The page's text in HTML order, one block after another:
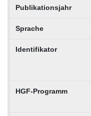
Publikationsjahr
Sprache
Identifikator
HGF-Programm